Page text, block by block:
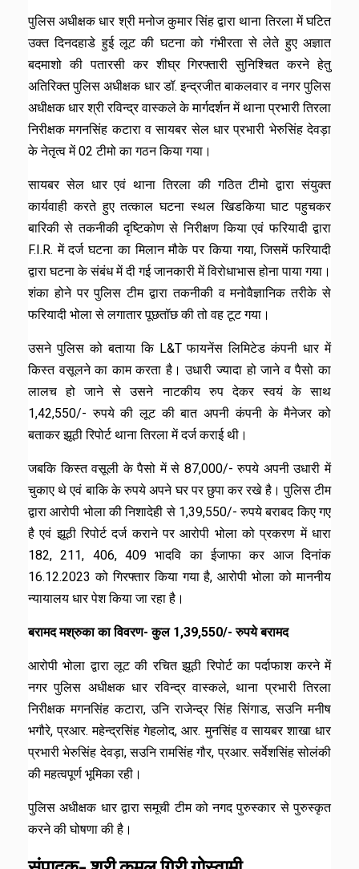
पुलिस अधीक्षक धार श्री मनोज कुमार सिंह द्वारा थाना तिरला में घटित
उक्त दिनदहाडे हुई लूट की घटना को गंभीरता से लेते हुए अज्ञात
बदमाशो की पतारसी कर शीघ्र गिरफ्तारी सुनिश्चित करने हेतु
अतिरिक्त पुलिस अधीक्षक धार डॉ. इन्द्रजीत बाकलवार व नगर पुलिस
अधीक्षक धार श्री रविन्द्र वास्कले के मार्गदर्शन में थाना प्रभारी तिरला
निरीक्षक मगनसिंह कटारा व सायबर सेल धार प्रभारी भेरुसिंह देवड़ा
के नेतृत्व में 02 टीमो का गठन किया गया।
सायबर सेल धार एवं थाना तिरला की गठित टीमो द्वारा संयुक्त
कार्यवाही करते हुए तत्काल घटना स्थल खिडकिया घाट पहुचकर
बारिकी से तकनीकी दृष्टिकोण से निरीक्षण किया एवं फरियादी द्वारा
F.I.R. में दर्ज घटना का मिलान मौके पर किया गया, जिसमें फरियादी
द्वारा घटना के संबंध में दी गई जानकारी में विरोधाभास होना पाया गया।
शंका होने पर पुलिस टीम द्वारा तकनीकी व मनोवैज्ञानिक तरीके से
फरियादी भोला से लगातार पूछतॉछ की तो वह टूट गया।
उसने पुलिस को बताया कि L&T फायनेंस लिमिटेड कंपनी धार में
किस्त वसूलने का काम करता है। उधारी ज्यादा हो जाने व पैसो का
लालच हो जाने से उसने नाटकीय रुप देकर स्वयं के साथ
1,42,550/- रुपये की लूट की बात अपनी कंपनी के मैनेजर को
बताकर झूठी रिपोर्ट थाना तिरला में दर्ज कराई थी।
जबकि किस्त वसूली के पैसो में से 87,000/- रुपये अपनी उधारी में
चुकाए थे एवं बाकि के रुपये अपने घर पर छुपा कर रखे है। पुलिस टीम
द्वारा आरोपी भोला की निशादेही से 1,39,550/- रुपये बराबद किए गए
है एवं झूठी रिपोर्ट दर्ज कराने पर आरोपी भोला को प्रकरण में धारा
182, 211, 406, 409 भादवि का ईजाफा कर आज दिनांक
16.12.2023 को गिरफ्तार किया गया है, आरोपी भोला को माननीय
न्यायालय धार पेश किया जा रहा है।
बरामद मश्रुका का विवरण- कुल 1,39,550/- रुपये बरामद
आरोपी भोला द्वारा लूट की रचित झूठी रिपोर्ट का पर्दाफाश करने में
नगर पुलिस अधीक्षक धार रविन्द्र वास्कले, थाना प्रभारी तिरला
निरीक्षक मगनसिंह कटारा, उनि राजेन्द्र सिंह सिंगाड, सउनि मनीष
भगौरे, प्रआर. महेन्द्रसिंह गेहलोद, आर. मुनसिंह व सायबर शाखा धार
प्रभारी भेरुसिंह देवड़ा, सउनि रामसिंह गौर, प्रआर. सर्वेशसिंह सोलंकी
की महत्वपूर्ण भूमिका रही।
पुलिस अधीक्षक धार द्वारा समूची टीम को नगद पुरुस्कार से पुरुस्कृत
करने की घोषणा की है।